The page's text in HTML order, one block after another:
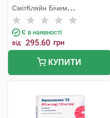
СмітКляйн Бічем
Фармасьютикалс
Є в наявності
від 295.60 грн
КУПИТИ